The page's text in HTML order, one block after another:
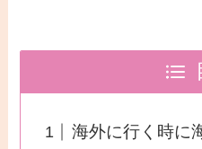
海外に行く時に